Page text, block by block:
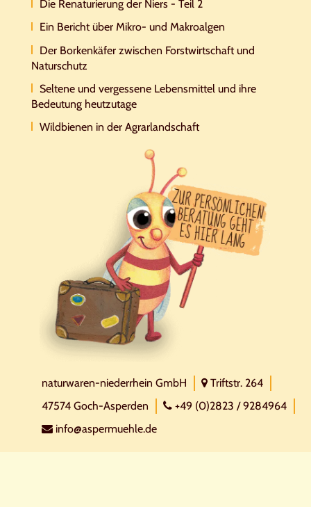
Die Renaturierung der Niers - Teil 2
Ein Bericht über Mikro- und Makroalgen
Der Borkenkäfer zwischen Forstwirtschaft und
Naturschutz
Seltene und vergessene Lebensmittel und ihre
Bedeutung heutzutage
Wildbienen in der Agrarlandschaft
naturwaren-niederrhein GmbH
Triftstr. 264
47574 Goch-Asperden
+49 (0)2823 / 9284964
info@aspermuehle.de